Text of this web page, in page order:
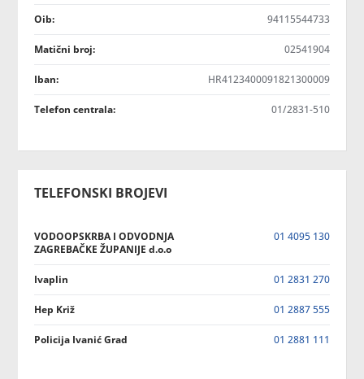
Oib: 94115544733
Matični broj: 02541904
Iban: HR4123400091821300009
Telefon centrala: 01/2831-510
TELEFONSKI BROJEVI
VODOOPSKRBA I ODVODNJA
ZAGREBAČKE ŽUPANIJE d.o.o
01 4095 130
Ivaplin 01 2831 270
Hep Križ 01 2887 555
Policija Ivanić Grad 01 2881 111